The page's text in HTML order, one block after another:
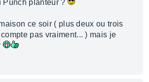
Punch planteur ?
ce soir ( plus deux ou trois
pas vraiment... ) mais je